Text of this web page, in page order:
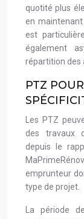
quotité plus
en
est
également
répartition des
PTZ
Les PTZ
des travaux
depuis le
emprunteur
type de projet.
La période